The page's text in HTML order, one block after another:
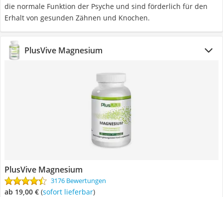
die normale Funktion der Psyche und sind förderlich für den
Erhalt von gesunden Zähnen und Knochen.
PlusVive Magnesium
PlusVive Magnesium
3176 Bewertungen
ab 19,00 € ( Sofort lieferbar)